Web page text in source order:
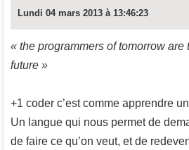
Lundi 04 mars 2013 à 13:46:23
« the programmers of tomorrow are
future »
+1 coder c’est comme apprendre
Un langue qui nous permet de
de faire ce qu’on veut, et de